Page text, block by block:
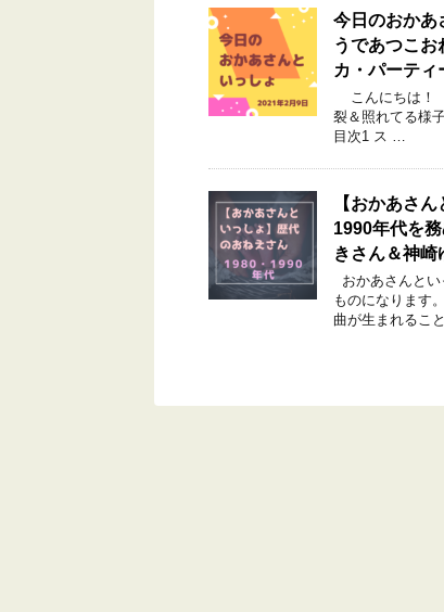
今日のおかあ
うであつこ
カ・パーティ
こんにちは！
裂＆照れてる様
目次1 ス …
【おかあさ
1990年代を
きさん＆神
おかあさんと
ものになります
曲が生まれるこ